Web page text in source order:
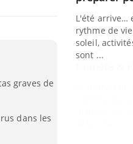
graves de
dans les
Le Ramadan
nombreuses
diabète, c'est
défis, mais ...